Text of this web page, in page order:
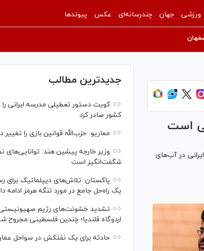
ورزشی جهان چندرسانه‌ای عکس پیوندها
است
در آب‌های
جدیدترین مطالب
کویت دستور تعطیلی مدرسه ایرانی را
کشور صادر کرد
معاریو: حزب‌الله قوانین بازی را
وزیر خارجه پیشین هند: توانایی‌های
شگفت‌انگیز است
پاکستان: تلاش‌های دیپلماتیک برای
یک راه‌حل جامع در مورد تنگه هرمز ادامه
تشدید خشونت‌های رژیم
اردوگاه قلندیا؛ چندین فلسطینی مجروح
حادثه برای یک نفتکش در سواحل